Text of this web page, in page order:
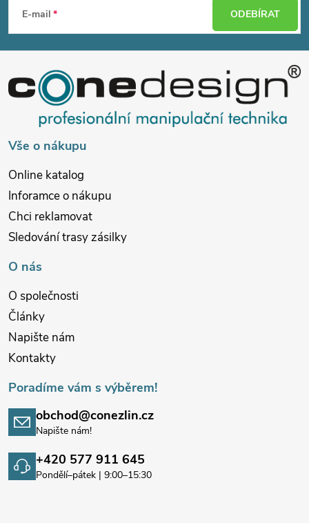
p
a
E-mail ODEBÍRAT
Vše o nákupu
Online katalog
Inforamce o nákupu
Chci reklamovat
Sledování trasy zásilky
O nás
O společnosti
Články
Napište nám
Kontakty
Poradíme vám s výběrem!
obchod@conezlin.cz
Napište nám!
+420 577 911 645
Pondělí–pátek | 9:00–15:30